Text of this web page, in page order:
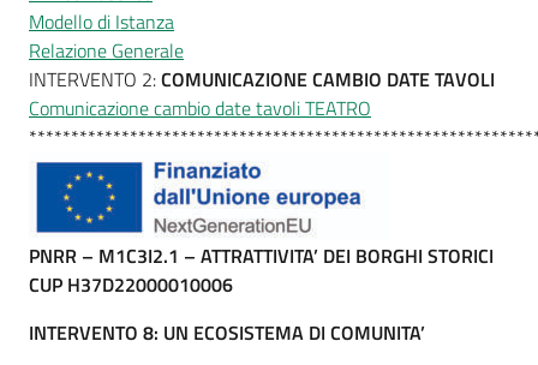
Modello di Istanza
Relazione Generale
INTERVENTO 2:COMUNICAZIONE CAMBIO DATE TAVOLI
Comunicazione cambio date tavoli TEATRO
PNRR – M1C3I2.1 – ATTRATTIVITA’ DEI BORGHI STORICI
CUP H37D22000010006
INTERVENTO 8: UN ECOSISTEMA DI COMUNITA’